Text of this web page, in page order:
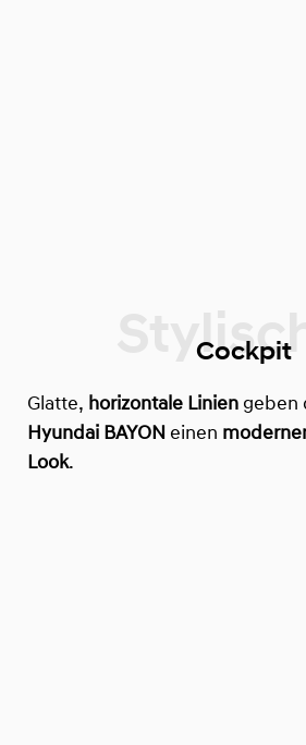
Cockpit
Glatte, horizontale Linien geben
Hyundai BAYON einen
Look.